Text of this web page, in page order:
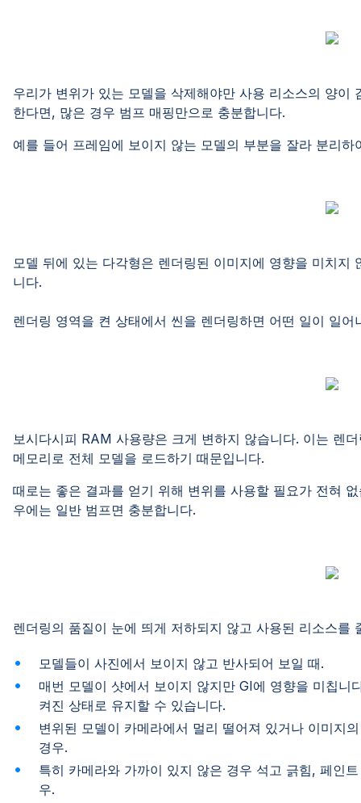
우리가 변위가 있는 모델을 삭제해야만 사용 리소스의 양이
한다면, 많은 경우 범프 매핑만으로 충분합니다.
예를 들어 프레임에 보이지 않는 모델의 부분을 잘라 분리
모델 뒤에 있는 다각형은 렌더링된 이미지에 영향을 미치
니다.
렌더링 영역을 켠 상태에서 씬을 렌더링하면 어떤 일이 일어
보시다시피 RAM 사용량은 크게 변하지 않습니다. 이는 렌
메모리로 전체 모델을 로드하기 때문입니다.
때로는 좋은 결과를 얻기 위해 변위를 사용할 필요가 전혀
우에는 일반 범프면 충분합니다.
렌더링의 품질이 눈에 띄게 저하되지 않고 사용된 리소스를
모델들이 사진에서 보이지 않
매번 모델이 샷에서 보이지 않지만 GI에 영향을 미칩
켜진 상태로 유지할 수 있습니다.
변위된 모델이 카메라에서 멀리 떨어져 있거나 이미지
경우.
특히 카메라와 가까이 있지 않은 경우 석고 긁힘, 페인
우.